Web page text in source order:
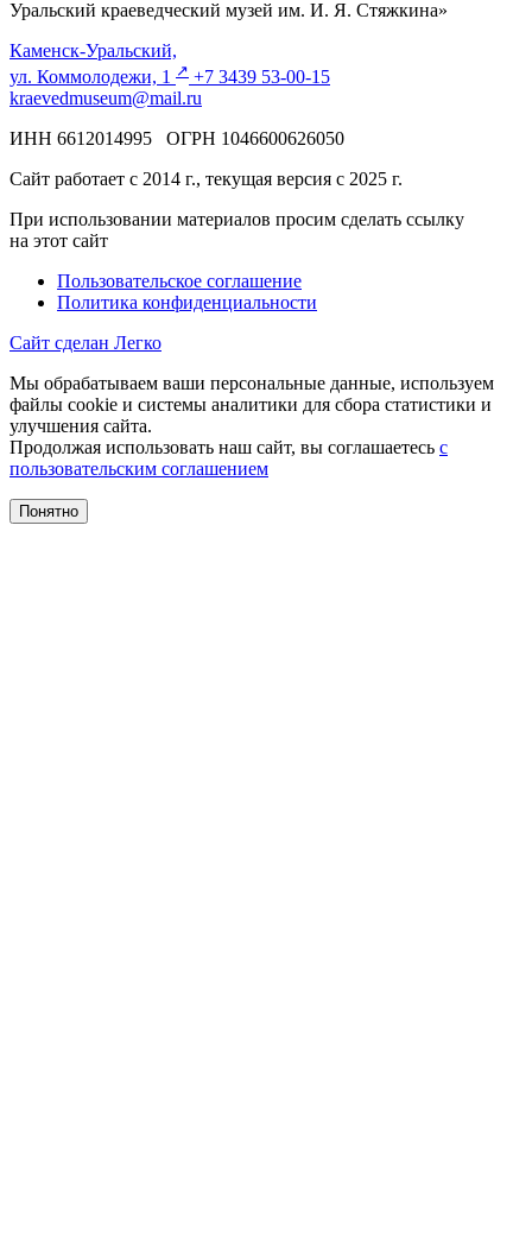
Уральский краеведческий музей им. И. Я. Стяжкина»
Каменск-Уральский,
ул. Коммолодежи, 1 ↗️ +7 3439 53-00-15
kraevedmuseum@mail.ru
ИНН 6612014995 ОГРН 1046600626050
Сайт работает с 2014 г., текущая версия с 2025 г.
При использовании материалов просим сделать ссылку
на этот сайт
Пользовательское соглашение
Политика конфиденциальности
Сайт сделан Легко
Мы обрабатываем ваши персональные данные, используем
файлы cookie и системы аналитики для сбора статистики и
улучшения сайта.
Продолжая использовать наш сайт, вы соглашаетесь с
пользовательским соглашением
Понятно